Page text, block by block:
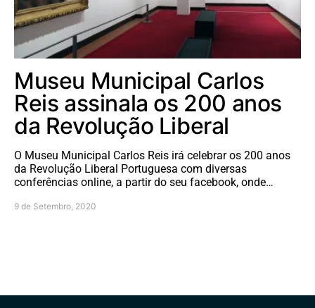
Museu Municipal Carlos
Reis assinala os 200 anos
da Revolução Liberal
O Museu Municipal Carlos Reis irá celebrar os 200 anos
da Revolução Liberal Portuguesa com diversas
conferências online, a partir do seu facebook, onde…
9 de Setembro, 2020